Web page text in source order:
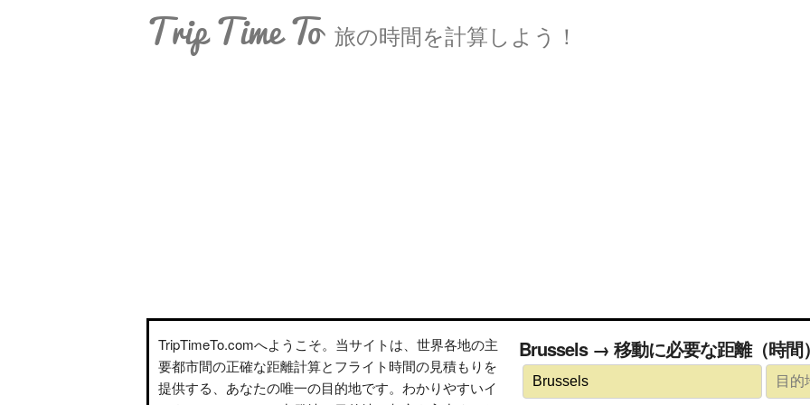
Trip Time To 旅の時間を計算しよう！
TripTimeTo.comへようこそ。当サイトは、世界各地の主
要都市間の正確な距離計算とフライト時間の見積もりを
提供する、あなたの唯一の目的地です。わかりやすいイ
Brussels → 移動に必要な距離（時